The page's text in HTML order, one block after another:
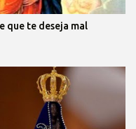
que te deseja mal